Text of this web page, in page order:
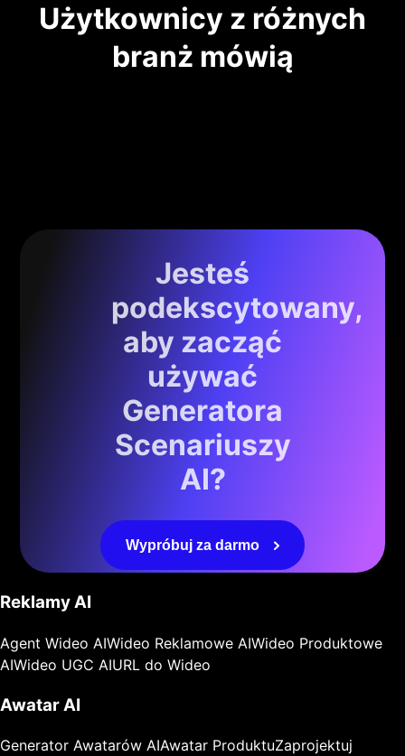
Użytkownicy z różnych
branż mówią
Jesteś
podekscytowany,
aby zacząć
używać
Generatora
Scenariuszy
AI?
Wypróbuj za darmo
Reklamy AI
Agent Wideo AIWideo Reklamowe AIWideo Produktowe
AIWideo UGC AIURL do Wideo
Awatar AI
Generator Awatarów AIAwatar ProduktuZaprojektuj